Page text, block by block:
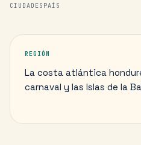
CIUDADES PAÍS
REGIÓN
La costa atlántica
carnaval y las Islas de la